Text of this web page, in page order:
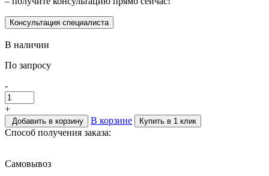
Консультация специалиста
В наличии
По запросу
-
+
Добавить в корзину В корзине Купить в 1 клик
Способ получения заказа:
Самовывоз